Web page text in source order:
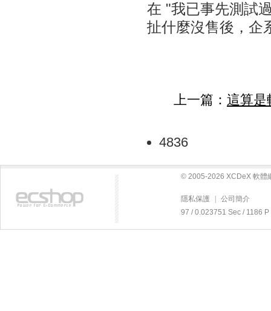
在 "我已事先測試
扯什麼沒售後，企
上一篇： 這算是
4836
© 2005-2026 XCDeX 軟體
隱私保護
公司簡介
97 / 0.023751 Sec / 1186